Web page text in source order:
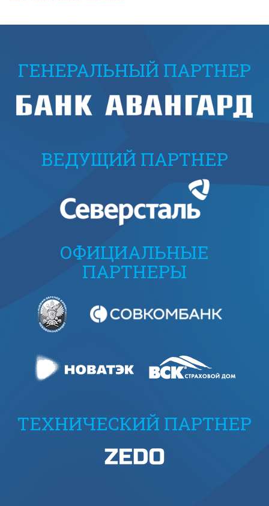
ГЕНЕРАЛЬНЫЙ ПАРТНЕР
ВЕДУЩИЙ ПАРТНЕР
ОФИЦИАЛЬНЫЕ
ПАРТНЕРЫ
ТЕХНИЧЕСКИЙ ПАРТНЕР